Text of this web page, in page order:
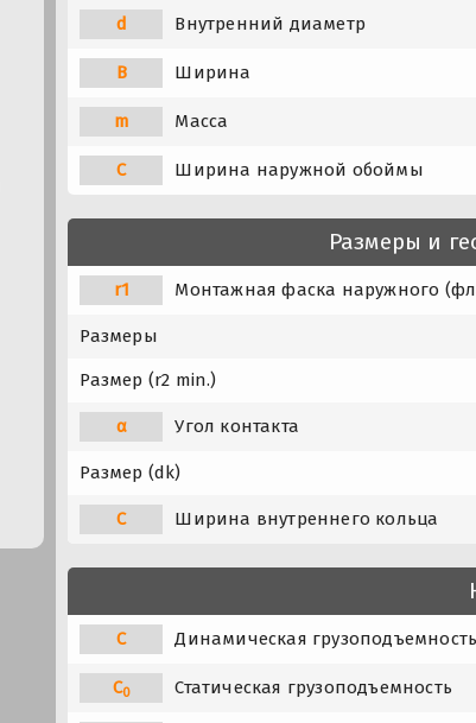
d Внутренний диаметр
B Ширина
m Масса
C Ширина наружной обоймы
Размеры и
r1 Монтажная фаска наружного
Размеры
Размер (r2 min.)
α Угол контакта
Размер (dk)
C Ширина внутреннего кольца
C Динамическая грузоподъемность
C0 Статическая грузоподъемность